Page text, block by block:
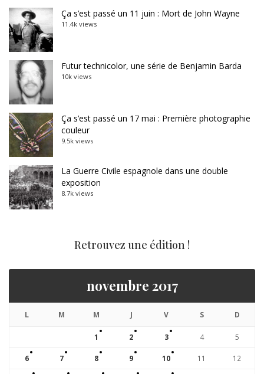
Ça s’est passé un 11 juin : Mort de John Wayne
11.4k views
Futur technicolor, une série de Benjamin Barda
10k views
Ça s’est passé un 17 mai : Première photographie
couleur
9.5k views
La Guerre Civile espagnole dans une double
exposition
8.7k views
Retrouvez une édition !
novembre 2017
L M M J V S D
1 2 3 4 5
6 7 8 9 10 11 12